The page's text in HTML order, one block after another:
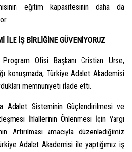
eğitim kapasitesinin daha da
İLE İŞ BİRLİĞİNE GÜVENİYORUZ
Ofisi Başkanı Cristian Urse,
konuşmada, Türkiye Adalet Akademisi
memnuniyeti ifade etti.
Adalet Sisteminin Güçlendirilmesi ve
İhlallerinin Önlenmesi İçin Yargı
Artırılması amacıyla düzenlediğimiz
Adalet Akademisi ile yaptığımız iş